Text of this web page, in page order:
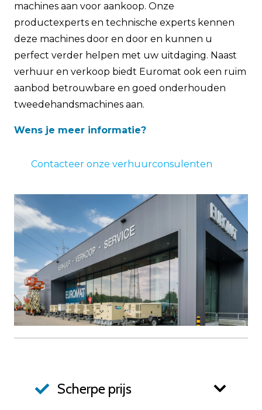
machines aan voor aankoop. Onze
productexperts en technische experts kennen
deze machines door en door en kunnen u
perfect verder helpen met uw uitdaging. Naast
verhuur en verkoop biedt Euromat ook een ruim
aanbod betrouwbare en goed onderhouden
tweedehandsmachines aan.
Wens je meer informatie?
Contacteer onze verhuurconsulenten
Scherpe prijs